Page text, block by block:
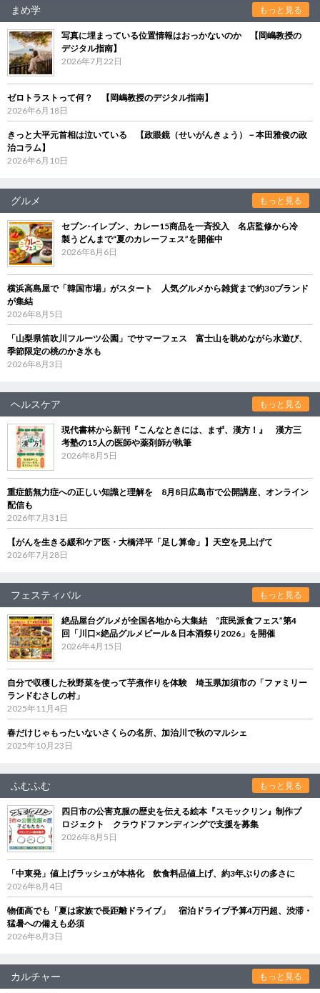
まめ学 もっと見る
写真に埋まっている位置情報はおっかないのか 【岡嶋教授の
デジタル指南】
2026年7月22日
ゼロトラストって何？ 【岡嶋教授のデジタル指南】
2026年6月18日
きっと大平元首相は泣いている 【政眼鏡（せいがんきょう）－本田雅俊の政
治コラム】
2026年6月10日
グルメ もっと見る
セブン‐イレブン、カレー15商品を一斉投入 名店監修から冷
製うどんまで“夏のカレーフェス”を開催中
2026年8月6日
横浜高島屋で「韓国市場」がスタート 人気グルメから雑貨まで約30ブランド
が集結
2026年8月5日
「山梨県笛吹川フルーツ公園」でサマーフェス 富士山を眺めながら水遊び、
季節限定の桃のかき氷も
2026年8月3日
ヘルスケア もっと見る
現代書林から新刊『こんなときには、まず、漢方！』 漢方三
考塾の15人の医師や薬剤師が執筆
2026年8月5日
重症筋無力症への正しい知識と理解を 8月8日広島市で公開講座、オンライン
配信も
2026年7月31日
【がんを生きる緩和ケア医・大橋洋平「足し算命」】天空を見上げて
2026年7月28日
フェスティバル もっと見る
絶品屋台グルメが全国各地から大集結 “庶民派食フェス”第4
回「川口×絶品グルメビール＆日本酒祭り2026」を開催
2026年4月15日
自分で収穫した秋野菜を使って芋煮作りを体験 埼玉県加須市の「ファミリー
ランドむさしの村」
2025年11月4日
春だけじゃもったいないさくらの名所、加治川で秋のマルシェ
2025年10月23日
ふむふむ もっと見る
四日市の公害克服の歴史を伝える絵本『スモックリン』制作プ
ロジェクト クラウドファンディングで支援を募集
2026年8月5日
「中東発」値上げラッシュが本格化 飲食料品値上げ、約3年ぶりの多さに
2026年8月4日
物価高でも「夏は家族で長距離ドライブ」 宿泊ドライブ予算4万円超、渋滞・
猛暑への備えも必須
2026年8月3日
カルチャー もっと見る